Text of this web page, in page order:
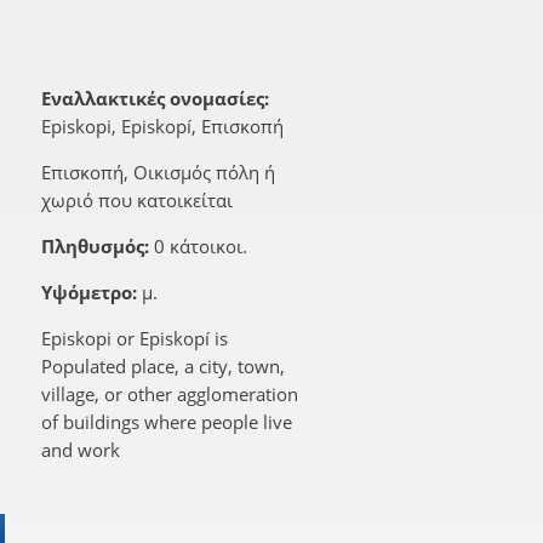
Εναλλακτικές ονομασίες:
Episkopi, Episkopí, Επισκοπή
Επισκοπή, Οικισμός πόλη ή
χωριό που κατοικείται
Πληθυσμός: 0 κάτοικοι.
Υψόμετρο: μ.
Episkopi or Episkopí is
Populated place, a city, town,
village, or other agglomeration
of buildings where people live
and work